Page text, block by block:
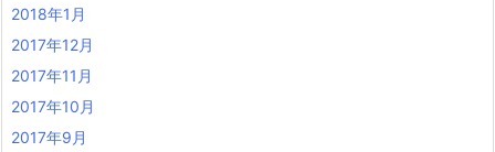
2018年1月
2017年12月
2017年11月
2017年10月
2017年9月